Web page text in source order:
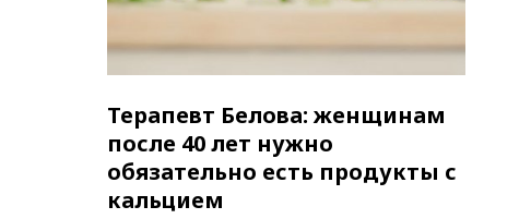
Терапевт Белова: женщинам
после 40 лет нужно
обязательно есть продукты с
кальцием